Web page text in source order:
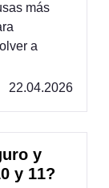
más
a
22.04.2026
y
y 11?